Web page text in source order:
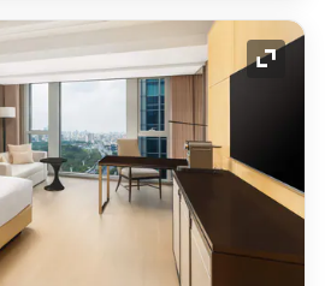
展开